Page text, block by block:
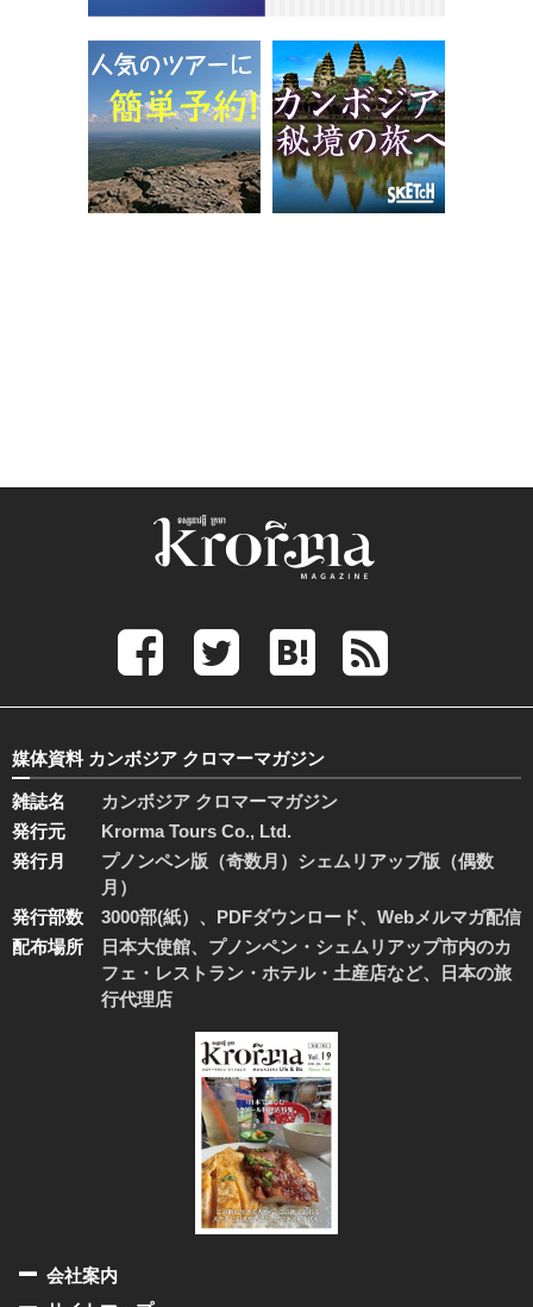
媒体資料 カンボジア クロマーマガジン
雑誌名
カンボジア クロマーマガジン
発行元
Krorma Tours Co., Ltd.
発行月
プノンペン版（奇数月）シェムリアップ版（偶数
月）
発行部数
3000部(紙）、PDFダウンロード、Webメルマガ配信
配布場所
日本大使館、プノンペン・シェムリアップ市内のカ
フェ・レストラン・ホテル・土産店など、日本の旅
行代理店
会社案内